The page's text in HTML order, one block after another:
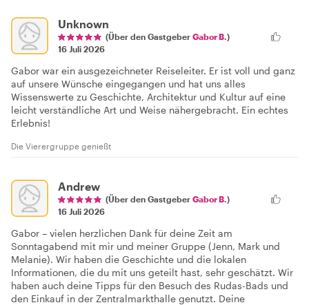
Unknown
(Über den Gastgeber Gabor B.)
16 Juli 2026
Gabor war ein ausgezeichneter Reiseleiter. Er ist voll und ganz
auf unsere Wünsche eingegangen und hat uns alles
Wissenswerte zu Geschichte, Architektur und Kultur auf eine
leicht verständliche Art und Weise nähergebracht. Ein echtes
Erlebnis!
Die Vierergruppe genießt
Andrew
(Über den Gastgeber Gabor B.)
16 Juli 2026
Gabor – vielen herzlichen Dank für deine Zeit am
Sonntagabend mit mir und meiner Gruppe (Jenn, Mark und
Melanie). Wir haben die Geschichte und die lokalen
Informationen, die du mit uns geteilt hast, sehr geschätzt. Wir
haben auch deine Tipps für den Besuch des Rudas-Bads und
den Einkauf in der Zentralmarkthalle genutzt. Deine